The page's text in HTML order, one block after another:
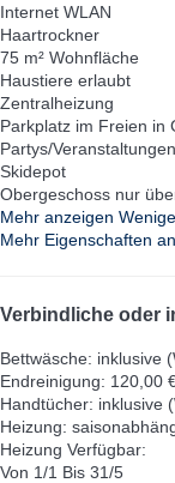
Internet WLAN
Haartrockner
75 m² Wohnfläche
Haustiere erlaubt
Zentralheizung
Parkplatz im Freien in
Partys/
Skidepot
Obergeschoss nur
Mehr anzeigen
Mehr Eigenschaften
Verbindliche oder
Bettwäsche: inklusive
Endreinigung: 120,00
Handtücher: inklusive
Heizung:
Heizung Verfügbar:
Von 1/1 Bis 31/5